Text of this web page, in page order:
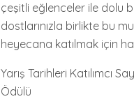
çeşitli eğlenceler ile dolu
dostlarınızla birlikte bu
heyecana katılmak için
Yarış Tarihleri Katılımcı
Ödülü